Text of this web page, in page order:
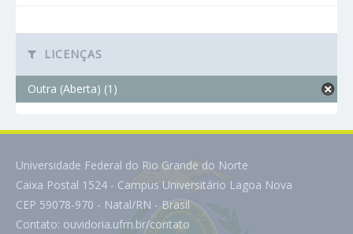
LICENÇAS
Outra (Aberta) (1)
Universidade Federal do Rio Grande do Norte
Caixa Postal 1524 - Campus Universitário Lagoa Nova
CEP 59078-970 - Natal/RN - Brasil
Contato: ouvidoria.ufrn.br/contato